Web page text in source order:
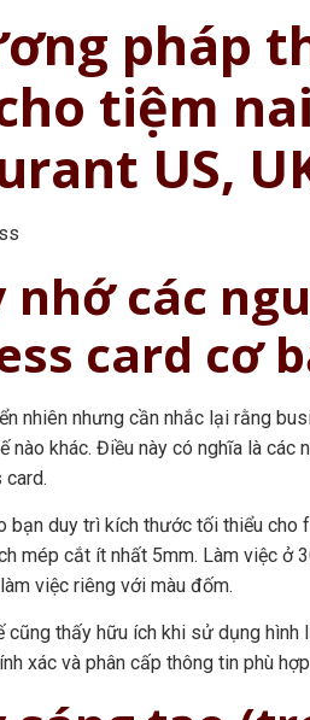
pháp
tiệm
US,
nhớ các
card cơ
nhiên nhưng cần nhắc lại rằng
nào khác. Điều này có nghĩa là
bạn duy trì kích thước tối thiểu
mép cắt ít nhất 5mm. Làm việc ở
việc riêng với màu đốm.
cũng thấy hữu ích khi sử dụng
xác và phân cấp thông tin phù